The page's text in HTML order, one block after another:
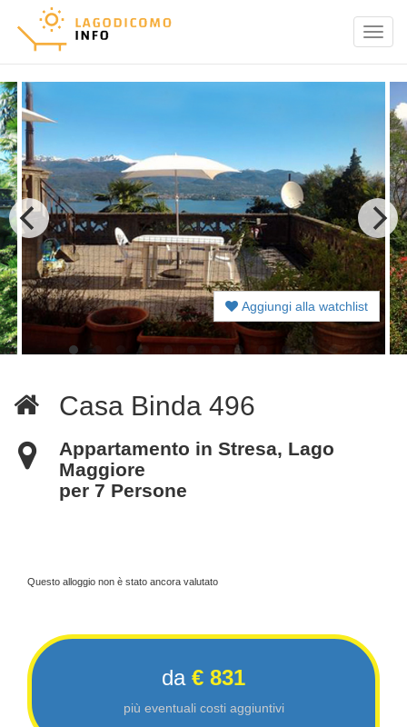
Menu
Aggiungi alla watchlist
Casa Binda 496
Appartamento in Stresa, Lago
Maggiore
per 7 Persone
Questo alloggio non è stato ancora valutato
da € 831
più eventuali costi aggiuntivi